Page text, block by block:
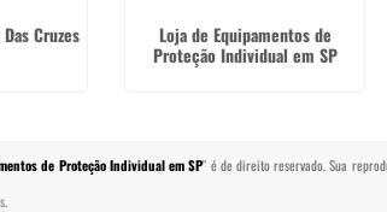
Cruzes
Loja de Equipamentos de
Proteção Individual em SP
de Proteção Individual em SP" é de direito reservado. Sua
.